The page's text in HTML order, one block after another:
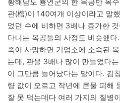
황해남도 룡연군의 한 목공반 목
관(棺)이 140여개 이상이라고 말
었던 수에 비하면 3배나 증가한
다니는 목공들의 사정도 비슷했
족이 사망하면 기업소에 소속된
는데, 관을 3배나 많이 만들었다
이 그만큼 늘어났다는 말이다. 김
량 값이 오르고 작년에 큰물 피해
잘 못 먹는데다 여러 가지의 질병